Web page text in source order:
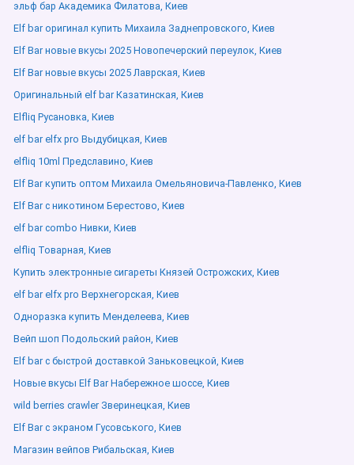
эльф бар Академика Филатова, Киев
Elf bar оригинал купить Михаила Заднепровского, Киев
Elf Bar новые вкусы 2025 Новопечерский переулок, Киев
Elf Bar новые вкусы 2025 Лаврская, Киев
Оригинальный elf bar Казатинская, Киев
Elfliq Русановка, Киев
elf bar elfx pro Выдубицкая, Киев
elfliq 10ml Предславино, Киев
Elf Bar купить оптом Михаила Омельяновича-Павленко, Киев
Elf Bar с никотином Берестово, Киев
elf bar combo Нивки, Киев
elfliq Товарная, Киев
Купить электронные сигареты Князей Острожских, Киев
elf bar elfx pro Верхнегорская, Киев
Одноразка купить Менделеева, Киев
Вейп шоп Подольский район, Киев
Elf bar с быстрой доставкой Заньковецкой, Киев
Новые вкусы Elf Bar Набережное шоссе, Киев
wild berries crawler Зверинецкая, Киев
Elf Bar с экраном Гусовського, Киев
Магазин вейпов Рибальская, Киев